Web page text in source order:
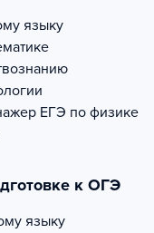
языку
ЕГЭ по физике
к ОГЭ
языку